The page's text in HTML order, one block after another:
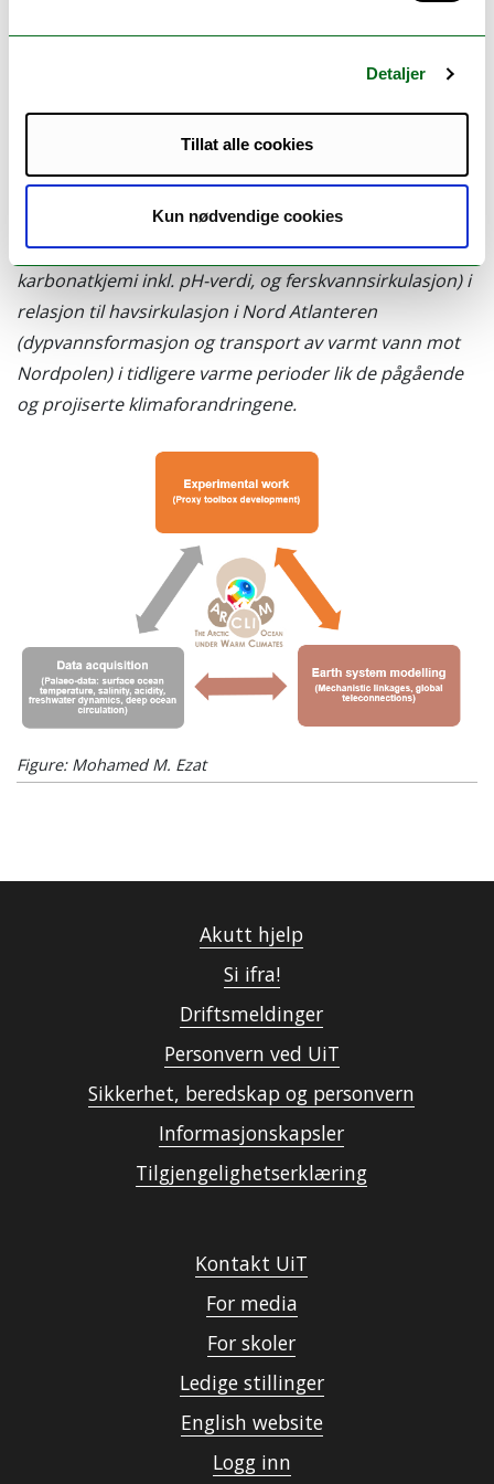
Detaljer
Tillat alle cookies
Kun nødvendige cookies
ARCLIM er økt kunnskap om de dårlig karakteriserte
interaktive tilbakekoblingsprosessene mellom
For å oppnå dette vil ARCLIM utvikle og bruke nye
geokjemiske metoder og modelleringsteknikker for å
rekonstruere og studere nøkkel-komponenter for
klimaforandringer i Arktis (havtemperatur,
karbonatkjemi inkl. pH-verdi, og ferskvannsirkulasjon) i
relasjon til havsirkulasjon i Nord Atlanteren
(dypvannsformasjon og transport av varmt vann mot
Nordpolen) i tidligere varme perioder lik de pågående
og projiserte klimaforandringene.
Figure: Mohamed M. Ezat
Akutt hjelp
Si ifra!
Driftsmeldinger
Personvern ved UiT
Sikkerhet, beredskap og personvern
Informasjonskapsler
Tilgjengelighetserklæring
Kontakt UiT
For media
For skoler
Ledige stillinger
English website
Logg inn